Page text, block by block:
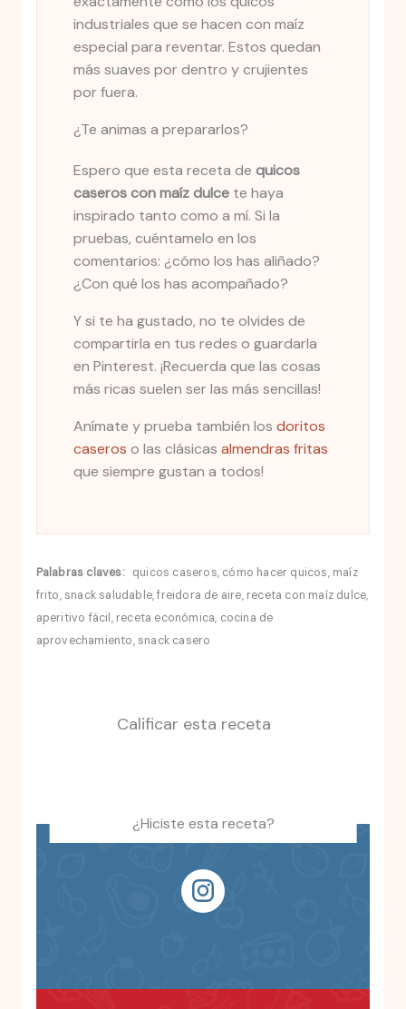
industriales que se hacen con maíz
especial para reventar. Estos quedan
más suaves por dentro y crujientes
por fuera.
¿Te animas a prepararlos?
Espero que esta receta de quicos
caseros con maíz dulcete haya
inspirado tanto como a mí. Si la
pruebas, cuéntamelo en los
comentarios: ¿cómo los has aliñado?
¿Con qué los has acompañado?
Y si te ha gustado, no te olvides de
compartirla en tus redes o guardarla
en Pinterest. ¡Recuerda que las cosas
más ricas suelen ser las más sencillas!
Anímate y prueba también los doritos
caseros o las clásicas almendras fritas
que siempre gustan a todos!
Palabras claves: quicos caseros, cómo hacer quicos, maíz
frito, snack saludable, freidora de aire, receta con maíz dulce,
aperitivo fácil, receta económica, cocina de
aprovechamiento, snack casero
Calificar esta receta
¿Hiciste esta receta?